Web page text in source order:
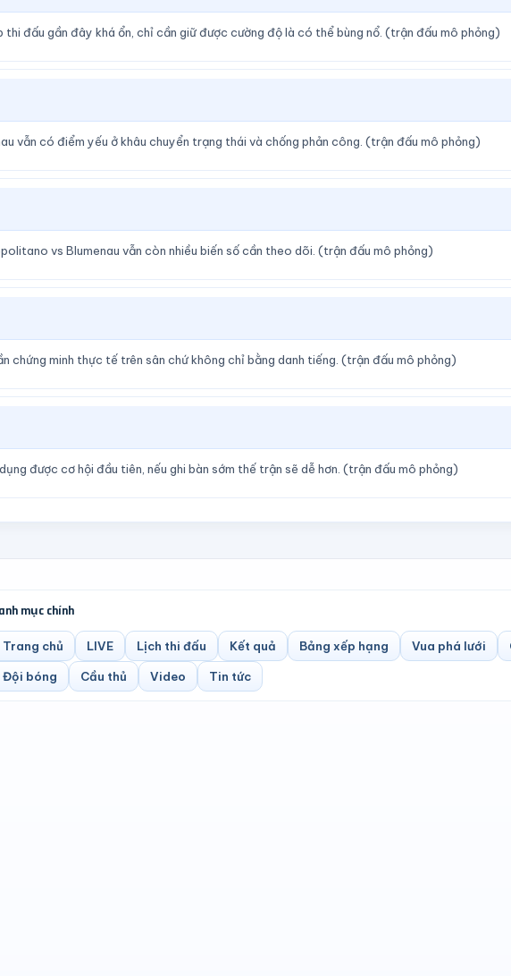
đấu gần đây khá ổn, chỉ cần giữ được cường độ là có thể bùng nổ. (trận đấu mô phỏng)
vẫn có điểm yếu ở khâu chuyển trạng thái và chống phản công. (trận đấu mô phỏng)
vs Blumenau vẫn còn nhiều biến số cần theo dõi. (trận đấu mô phỏng)
chứng minh thực tế trên sân chứ không chỉ bằng danh tiếng. (trận đấu mô phỏng)
được cơ hội đầu tiên, nếu ghi bàn sớm thế trận sẽ dễ hơn. (trận đấu mô phỏng)
mục chính
Trang chủ LIVE Lịch thi đấu Kết quả Bảng xếp hạng Vua phá lưới
Đội bóng Cầu thủ Video Tin tức